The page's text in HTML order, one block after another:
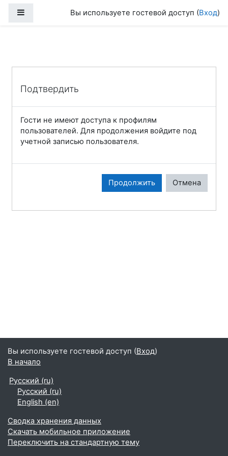
Боковая панельВы используете гостевой доступ (Вход)
Подтвердить
Гости не имеют доступа к профилям
пользователей. Для продолжения войдите под
учетной записью пользователя.
Продолжить Отмена
Вы используете гостевой доступ (Вход)
В начало
Русский ‎(ru)‎
Русский ‎(ru)‎
English ‎(en)‎
Сводка хранения данных
Скачать мобильное приложение
Переключить на стандартную тему